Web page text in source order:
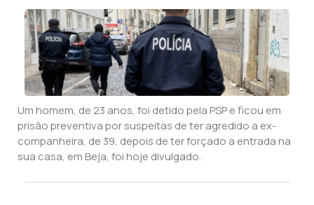
Um homem, de 23 anos, foi detido pela PSP e ficou em
prisão preventiva por suspeitas de ter agredido a ex-
companheira, de 39, depois de ter forçado a entrada na
sua casa, em Beja, foi hoje divulgado.